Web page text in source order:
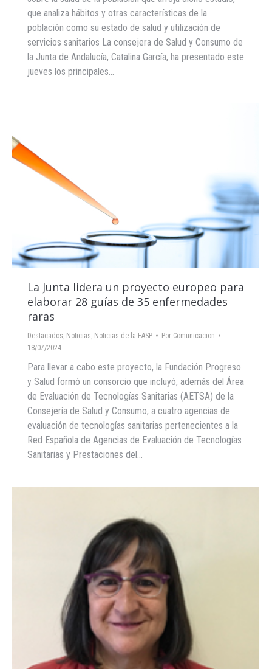
que analiza hábitos y otras características de la
población como su estado de salud y utilización de
servicios sanitarios La consejera de Salud y Consumo de
la Junta de Andalucía, Catalina García, ha presentado este
jueves los principales…
La Junta lidera un proyecto europeo para
elaborar 28 guías de 35 enfermedades
raras
Destacados, Noticias, Noticias de la EASP Por Comunicacion
18/07/2024
Para llevar a cabo este proyecto, la Fundación Progreso
y Salud formó un consorcio que incluyó, además del Área
de Evaluación de Tecnologías Sanitarias (AETSA) de la
Consejería de Salud y Consumo, a cuatro agencias de
evaluación de tecnologías sanitarias pertenecientes a la
Red Española de Agencias de Evaluación de Tecnologías
Sanitarias y Prestaciones del…